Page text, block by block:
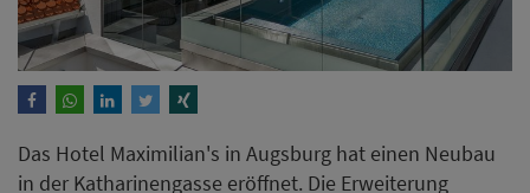
Das Hotel Maximilian's in Augsburg hat einen Neubau
in der Katharinengasse eröffnet. Die Erweiterung